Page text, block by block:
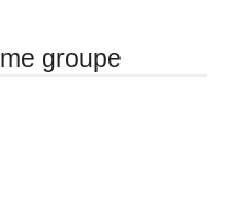
groupe